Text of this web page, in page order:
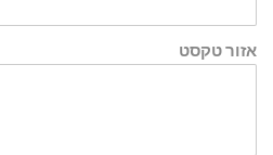
אזור טקסט